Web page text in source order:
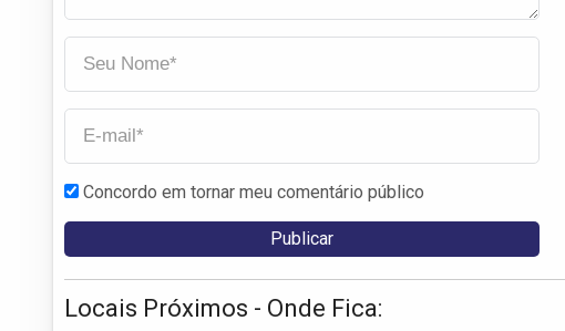
Concordo em tornar meu comentário público
Locais Próximos - Onde Fica: